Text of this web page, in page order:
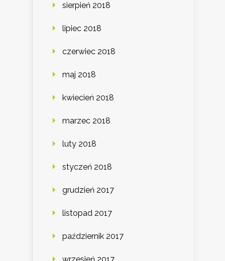
sierpień 2018
lipiec 2018
czerwiec 2018
maj 2018
kwiecień 2018
marzec 2018
luty 2018
styczeń 2018
grudzień 2017
listopad 2017
październik 2017